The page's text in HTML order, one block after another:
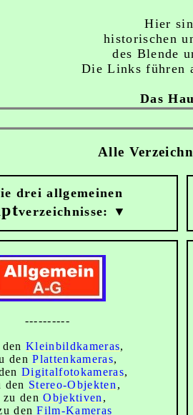
Hier
historischen
des Blende
Die Links führen
Das
Alle
drei allgemeinen
verzeichnisse: ▼
----------
Kleinbildkameras,
denPlattenkameras,
Digitalfotokameras,
den Stereo-Objekten ,
zu denObjektiven ,
denFilm-Kameras